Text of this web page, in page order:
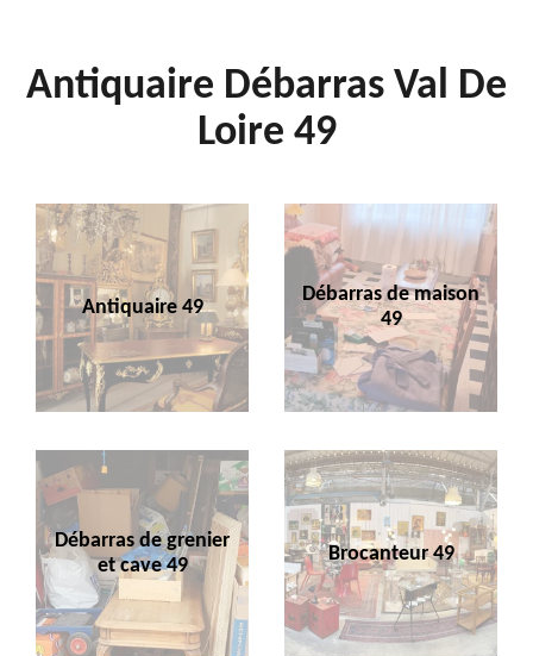
Antiquaire Débarras Val De
Loire 49
Antiquaire 49
Débarras de maison
49
Débarras de grenier
et cave 49
Brocanteur 49